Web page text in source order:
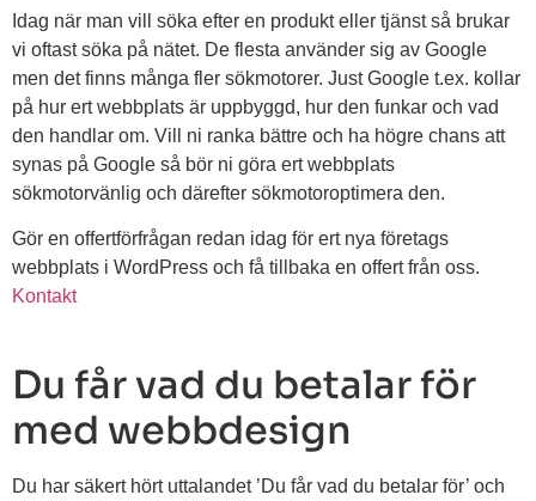
Idag när man vill söka efter en produkt eller tjänst så brukar
vi oftast söka på nätet. De flesta använder sig av Google
men det finns många fler sökmotorer. Just Google t.ex. kollar
på hur ert webbplats är uppbyggd, hur den funkar och vad
den handlar om. Vill ni ranka bättre och ha högre chans att
synas på Google så bör ni göra ert webbplats
sökmotorvänlig och därefter sökmotoroptimera den.
Gör en offertförfrågan redan idag för ert nya företags
webbplats i WordPress och få tillbaka en offert från oss.
Kontakt
Du får vad du betalar för
med webbdesign
Du har säkert hört uttalandet ’Du får vad du betalar för’ och